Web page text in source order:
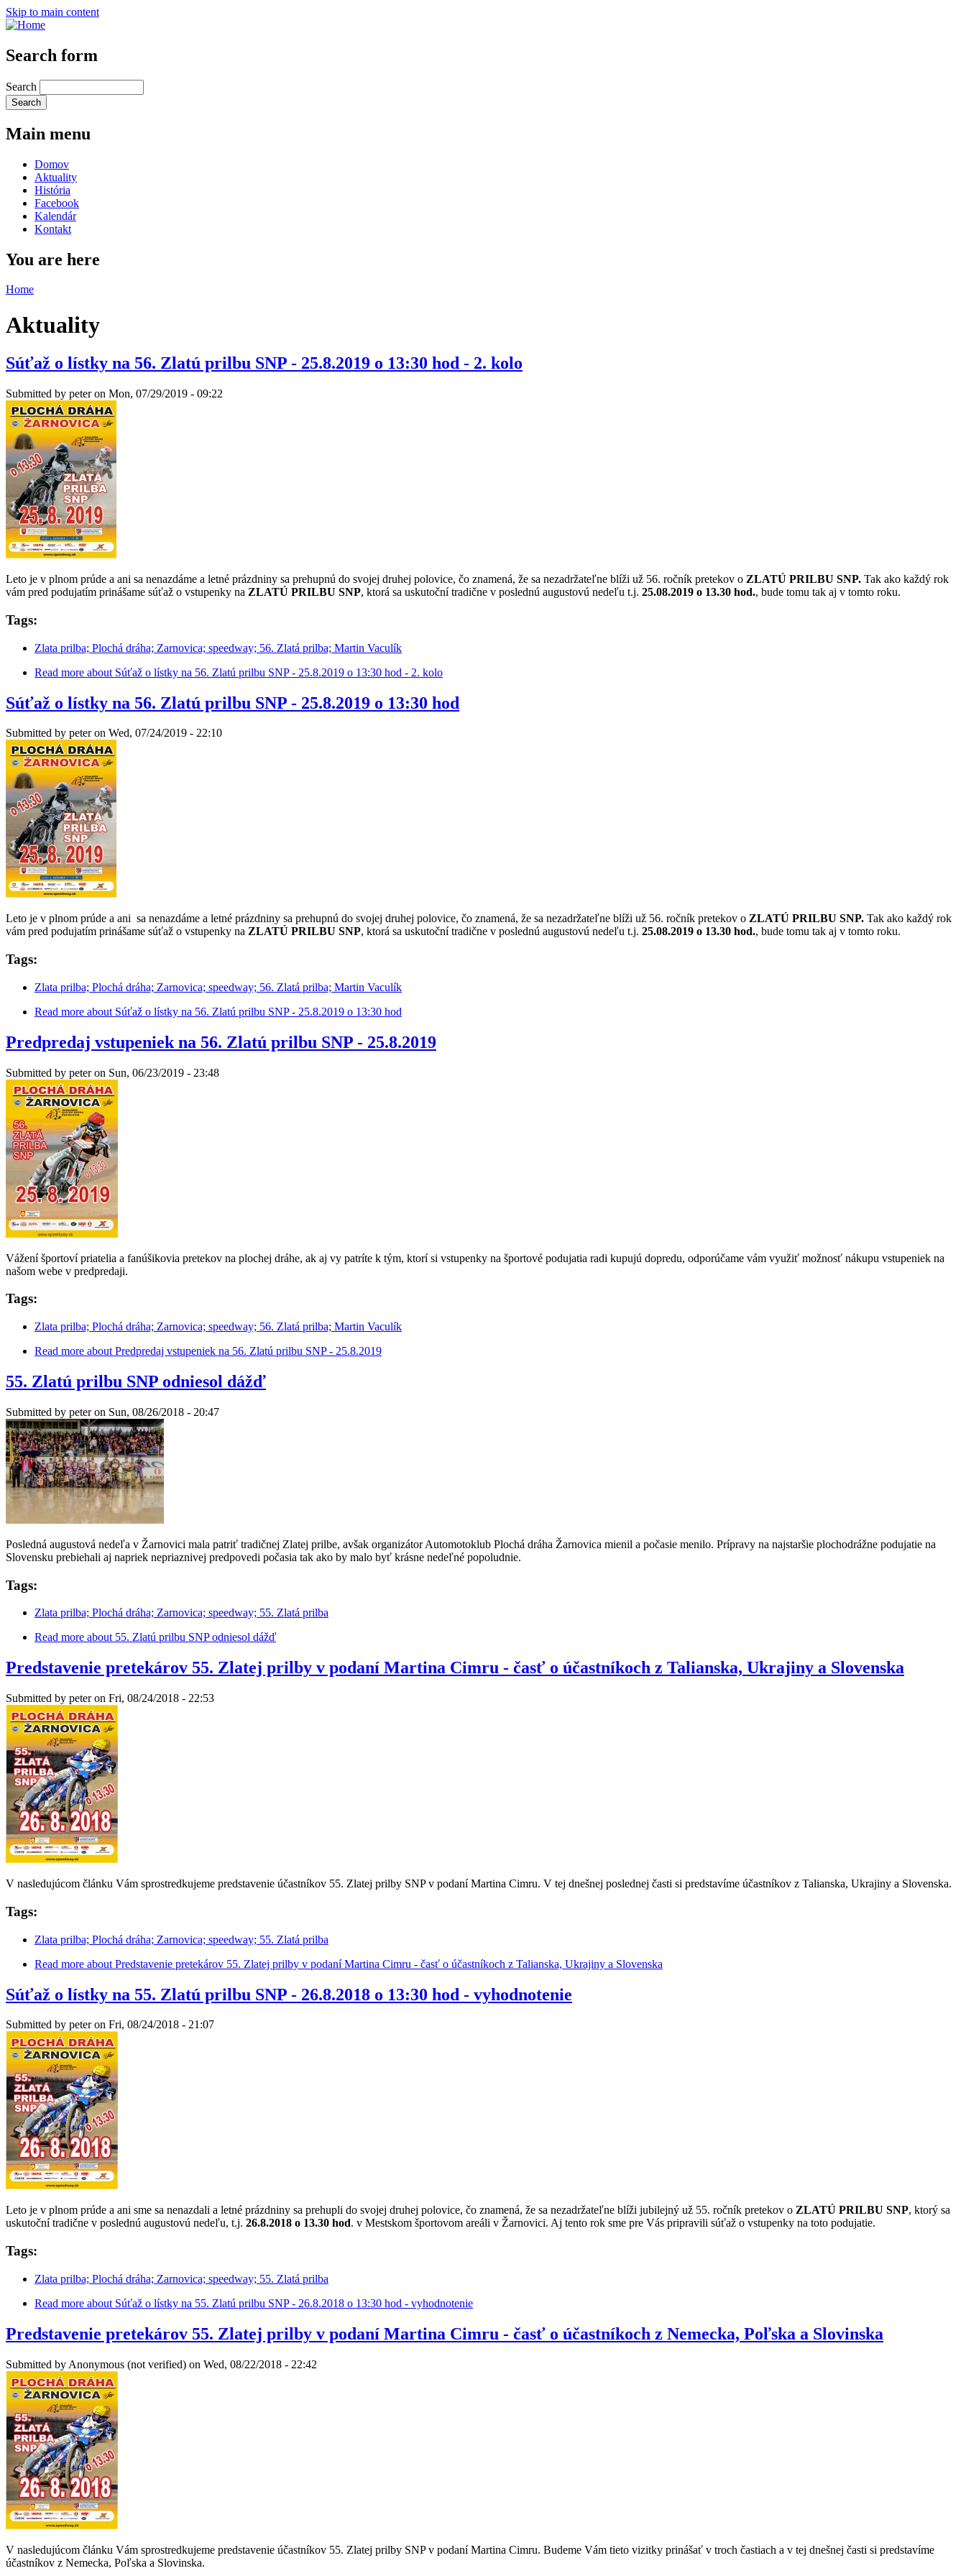
Skip to main content
Search form
Search
Main menu
Domov
Aktuality
História
Facebook
Kalendár
Kontakt
You are here
Home
Aktuality
Súťaž o lístky na 56. Zlatú prilbu SNP - 25.8.2019 o 13:30 hod - 2. kolo
Submitted by peteron Mon, 07/29/2019 - 09:22
Leto je v plnom prúde a ani sa nenazdáme a letné prázdniny sa prehupnú do svojej druhej polovice, čo znamená, že sa nezadržateľne blíži už 56. ročník pretekov o ZLATÚ PRILBU SNP. Tak ako každý rok
vám pred podujatím prinášame súťaž o vstupenky na ZLATÚ PRILBU SNP, ktorá sa uskutoční tradične v poslednú augustovú nedeľu t.j. 25.08.2019 o 13.30 hod., bude tomu tak aj v tomto roku.
Tags:
Zlata prilba; Plochá dráha; Zarnovica; speedway; 56. Zlatá prilba; Martin Vaculík
Read more about Súťaž o lístky na 56. Zlatú prilbu SNP - 25.8.2019 o 13:30 hod - 2. kolo
Súťaž o lístky na 56. Zlatú prilbu SNP - 25.8.2019 o 13:30 hod
Submitted by peteron Wed, 07/24/2019 - 22:10
Leto je v plnom prúde a ani sa nenazdáme a letné prázdniny sa prehupnú do svojej druhej polovice, čo znamená, že sa nezadržateľne blíži už 56. ročník pretekov o ZLATÚ PRILBU SNP. Tak ako každý rok
vám pred podujatím prinášame súťaž o vstupenky na ZLATÚ PRILBU SNP, ktorá sa uskutoční tradične v poslednú augustovú nedeľu t.j. 25.08.2019 o 13.30 hod., bude tomu tak aj v tomto roku.
Tags:
Zlata prilba; Plochá dráha; Zarnovica; speedway; 56. Zlatá prilba; Martin Vaculík
Read more about Súťaž o lístky na 56. Zlatú prilbu SNP - 25.8.2019 o 13:30 hod
Predpredaj vstupeniek na 56. Zlatú prilbu SNP - 25.8.2019
Submitted by peteron Sun, 06/23/2019 - 23:48
Vážení športoví priatelia a fanúšikovia pretekov na plochej dráhe, ak aj vy patríte k tým, ktorí si vstupenky na športové podujatia radi kupujú dopredu, odporúčame vám využiť možnosť nákupu vstupeniek na
našom webe v predpredaji.
Tags:
Zlata prilba; Plochá dráha; Zarnovica; speedway; 56. Zlatá prilba; Martin Vaculík
Read more about Predpredaj vstupeniek na 56. Zlatú prilbu SNP - 25.8.2019
55. Zlatú prilbu SNP odniesol dážď
Submitted by peteron Sun, 08/26/2018 - 20:47
Posledná augustová nedeľa v Žarnovici mala patriť tradičnej Zlatej prilbe, avšak organizátor Automotoklub Plochá dráha Žarnovica mienil a počasie menilo. Prípravy na najstaršie plochodrážne podujatie na
Slovensku prebiehali aj napriek nepriaznivej predpovedi počasia tak ako by malo byť krásne nedeľné popoludnie.
Tags:
Zlata prilba; Plochá dráha; Zarnovica; speedway; 55. Zlatá prilba
Read more about 55. Zlatú prilbu SNP odniesol dážď
Predstavenie pretekárov 55. Zlatej prilby v podaní Martina Cimru - časť o účastníkoch z Talianska, Ukrajiny a Slovenska
Submitted by peteron Fri, 08/24/2018 - 22:53
V nasledujúcom článku Vám sprostredkujeme predstavenie účastníkov 55. Zlatej prilby SNP v podaní Martina Cimru. V tej dnešnej poslednej časti si predstavíme účastníkov z Talianska, Ukrajiny a Slovenska.
Tags:
Zlata prilba; Plochá dráha; Zarnovica; speedway; 55. Zlatá prilba
Read more about Predstavenie pretekárov 55. Zlatej prilby v podaní Martina Cimru - časť o účastníkoch z Talianska, Ukrajiny a Slovenska
Súťaž o lístky na 55. Zlatú prilbu SNP - 26.8.2018 o 13:30 hod - vyhodnotenie
Submitted by peteron Fri, 08/24/2018 - 21:07
Leto je v plnom prúde a ani sme sa nenazdali a letné prázdniny sa prehupli do svojej druhej polovice, čo znamená, že sa nezadržateľne blíži jubilejný už 55. ročník pretekov o ZLATÚ PRILBU SNP, ktorý sa
uskutoční tradične v poslednú augustovú nedeľu, t.j. 26.8.2018 o 13.30 hod. v Mestskom športovom areáli v Žarnovici. Aj tento rok sme pre Vás pripravili súťaž o vstupenky na toto podujatie.
Tags:
Zlata prilba; Plochá dráha; Zarnovica; speedway; 55. Zlatá prilba
Read more about Súťaž o lístky na 55. Zlatú prilbu SNP - 26.8.2018 o 13:30 hod - vyhodnotenie
Predstavenie pretekárov 55. Zlatej prilby v podaní Martina Cimru - časť o účastníkoch z Nemecka, Poľska a Slovinska
Submitted by Anonymous (not verified) on Wed, 08/22/2018 - 22:42
V nasledujúcom článku Vám sprostredkujeme predstavenie účastníkov 55. Zlatej prilby SNP v podaní Martina Cimru. Budeme Vám tieto vizitky prinášať v troch častiach a v tej dnešnej časti si predstavíme
účastníkov z Nemecka, Poľska a Slovinska.